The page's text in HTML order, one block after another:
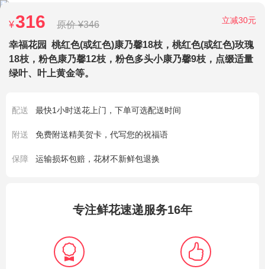
¥316 原价 ¥346 立减30元
幸福花园
桃红色(或红色)康乃馨18枝，桃红色(或红色)玫瑰
18枝，粉色康乃馨12枝，粉色多头小康乃馨9枝，点缀适量
绿叶、叶上黄金等。
配送 最快1小时送花上门，下单可选配送时间
附送 免费附送精美贺卡，代写您的祝福语
保障 运输损坏包赔，花材不新鲜包退换
专注鲜花速递服务16年